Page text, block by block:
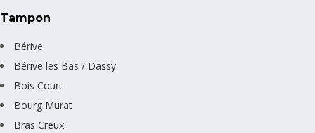
Tampon
Bérive
Bérive les Bas / Dassy
Bois Court
Bourg Murat
Bras Creux